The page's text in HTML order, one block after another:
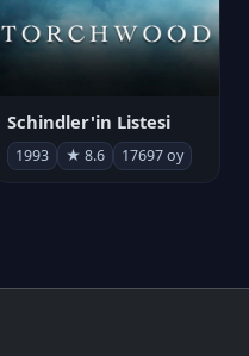
Schindler'in Listesi
1993 ★ 8.6 17697 oy